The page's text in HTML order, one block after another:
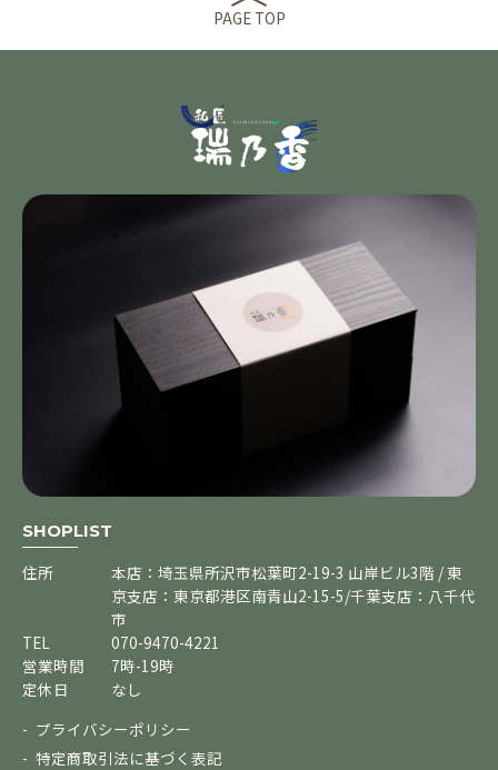
PAGE TOP
SHOPLIST
住所
本店：埼玉県所沢市松葉町2-19-3 山岸ビル3階 / 東
京支店：東京都港区南青山2-15-5/千葉支店：八千代
市
TEL
070-9470-4221
営業時間
7時-19時
定休日
なし
プライバシーポリシー
特定商取引法に基づく表記